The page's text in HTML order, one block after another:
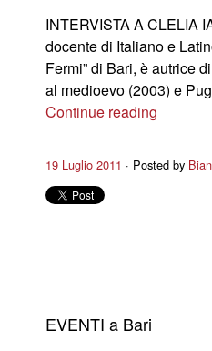
INTERVISTA A CLELIA
docente di Italiano e
Fermi” di Bari, è autrice
al medioevo (2003) e
Continue reading
19 Luglio 2011 Posted by
EVENTI a Bari